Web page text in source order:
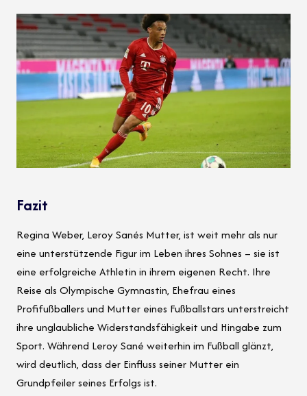
Fazit
Regina Weber, Leroy Sanés Mutter, ist weit mehr als nur
eine unterstützende Figur im Leben ihres Sohnes – sie ist
eine erfolgreiche Athletin in ihrem eigenen Recht. Ihre
Reise als Olympische Gymnastin, Ehefrau eines
Profifußballers und Mutter eines Fußballstars unterstreicht
ihre unglaubliche Widerstandsfähigkeit und Hingabe zum
Sport. Während Leroy Sané weiterhin im Fußball glänzt,
wird deutlich, dass der Einfluss seiner Mutter ein
Grundpfeiler seines Erfolgs ist.